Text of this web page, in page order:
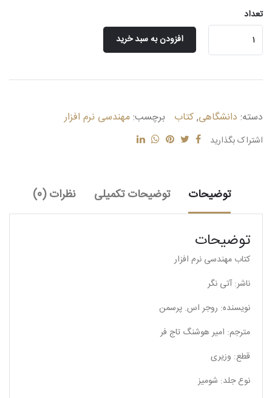
تعداد
مهندسی
نرم
افزودن به سبد خرید
دسته: دانشگاهی,کتاب برچسب:مهندسی نرم افزار
اشتراک بگذارید
توضیحات توضیحات تکمیلی نظرات (0)
توضیحات
کتاب مهندسی نرم افزار
ناشر: آتی نگر
نویسنده: روجر اس. پرسمن
مترجم: امیر هوشنگ تاج فر
قطع: وزیری
نوع جلد: شومیز